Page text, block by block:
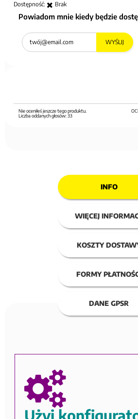
Dostępność: Brak
Powiadom mnie kiedy będzie
WYŚLIJ
Nie oceniłeś jeszcze tego produktu.
Liczba oddanych głosów:33
INFO
WIĘCEJ
KOSZTY
FORMY
DANE GPSR
Użyj